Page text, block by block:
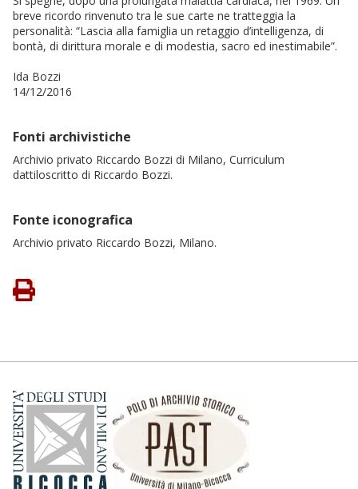
breve ricordo rinvenuto tra le sue carte ne tratteggia la
personalità: “Lascia alla famiglia un retaggio d’intelligenza, di
bontà, di dirittura morale e di modestia, sacro ed inestimabile”.
Ida Bozzi
14/12/2016
Fonti archivistiche
Archivio privato Riccardo Bozzi di Milano, Curriculum
dattiloscritto di Riccardo Bozzi.
Fonte iconografica
Archivio privato Riccardo Bozzi, Milano.